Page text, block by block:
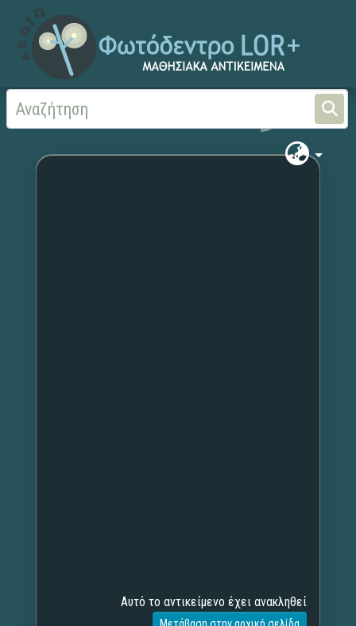
Αρχική Χωρίς τίτλο
Αυτό το αντικείμενο έχει ανακληθεί
Μετάβαση στην αρχική σελίδα